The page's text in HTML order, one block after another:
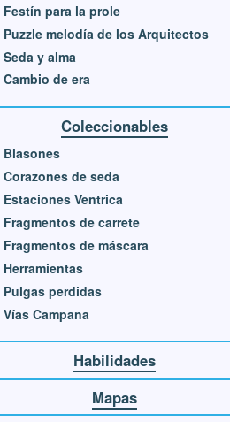
Festín para la prole
Puzzle melodía de los Arquitectos
Seda y alma
Cambio de era
Coleccionables
Blasones
Corazones de seda
Estaciones Ventrica
Fragmentos de carrete
Fragmentos de máscara
Herramientas
Pulgas perdidas
Vías Campana
Habilidades
Mapas